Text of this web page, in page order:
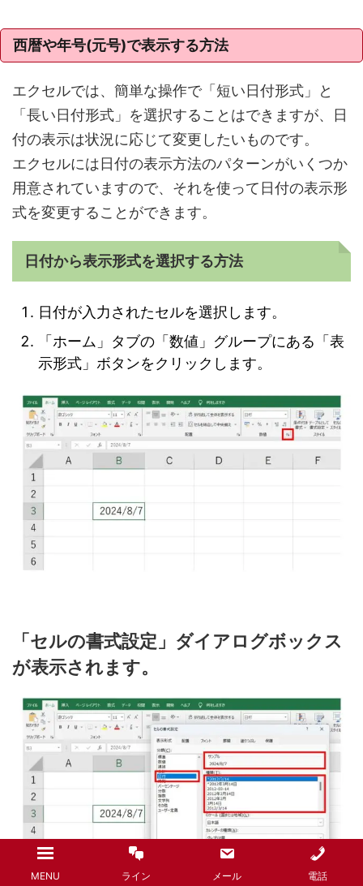
西暦や年号(元号)で表示する方法
エクセルでは、簡単な操作で「短い日付形式」と
「長い日付形式」を選択することはできますが、日
付の表示は状況に応じて変更したいものです。
エクセルには日付の表示方法のパターンがいくつか
用意されていますので、それを使って日付の表示形
式を変更することができます。
日付から表示形式を選択する方法
日付が入力されたセルを選択します。
「ホーム」タブの「数値」グループにある「表
示形式」ボタンをクリックします。
「セルの書式設定」ダイアログボックス
が表示されます。
MENU ライン メール 電話